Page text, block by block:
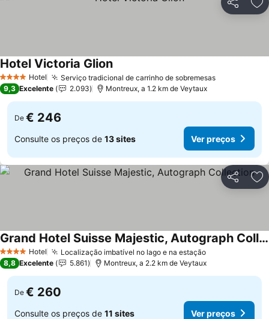
Partilhar
4 EstrelasHotel Serviço tradicional de carrinho de sobremesasVer preços
Hotel Victoria GlionVer preços
9,3 Excelente 2.093 Montreux, a 1.2 km de Veytaux
De € 246
Consulte os preços de 13 sites Ver preços
Partilhar
4 EstrelasHotel Localização imbatível no lago e na estaçãoVer preços
Grand Hotel Suisse Majestic, Autograph Collection
Ver preços
8,8 Excelente 5.861 Montreux, a 2.2 km de Veytaux
De € 260
Consulte os preços de 11 sites Ver preços